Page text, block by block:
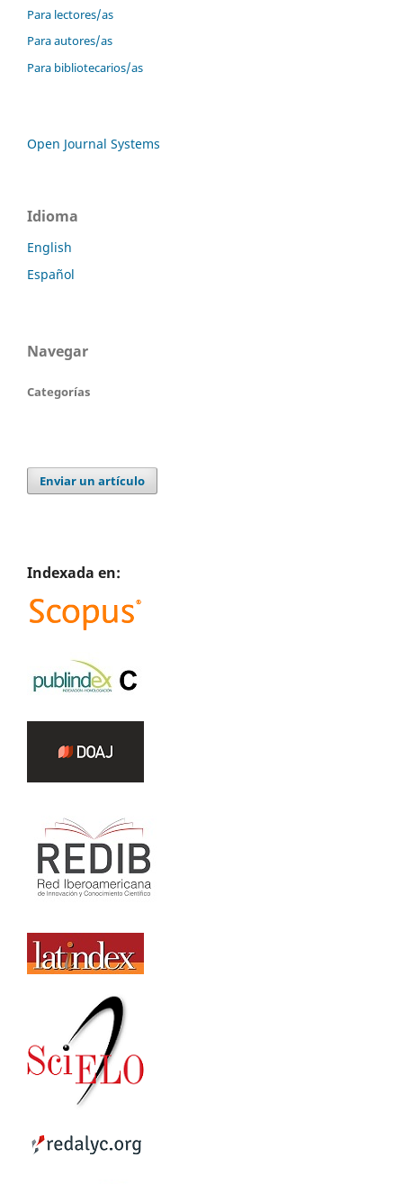
Para lectores/as
Para autores/as
Para bibliotecarios/as
Open Journal Systems
Idioma
English
Español
Navegar
Categorías
Enviar un artículo
Indexada en: